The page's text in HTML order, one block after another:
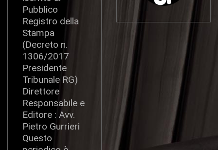
Pubblico
Registro della
Stampa
(Decreto n.
1306/2017
Presidente
Tribunale RG)
Direttore
Responsabile e
Editore : Avv.
Pietro Gurrieri
Questo